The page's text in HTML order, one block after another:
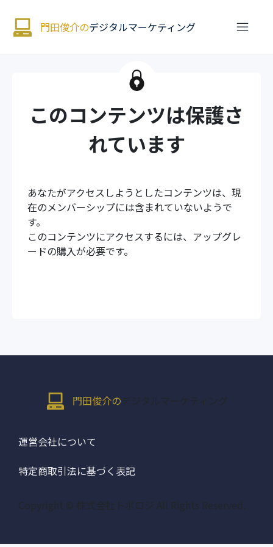
門田俊介のデジタルマーケティング
このコンテンツは保護さ
れています
あなたがアクセスしようとしたコンテンツは、現
在のメンバーシップには含まれていないようで
す。
このコンテンツにアクセスするには、アップグレ
ードの購入が必要です。
門田俊介の デジタルマーケティング
運営会社について
特定商取引法に基づく表記
Copyright © 株式会社トポロジ All Rights Reserved.